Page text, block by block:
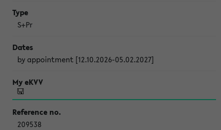
S+Pr
by appointment [12.10.2026-05.02.2027]
209538